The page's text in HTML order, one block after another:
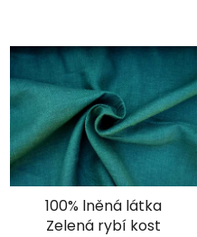
100% lněná látka
Zelená rybí kost